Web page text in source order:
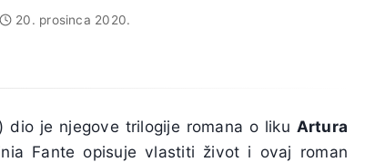
20. prosinca 2020.
dio je njegove trilogije romana o liku Artura
Fante opisuje vlastiti život i ovaj roman